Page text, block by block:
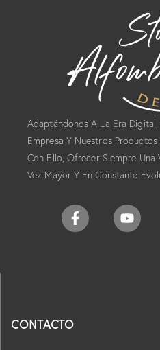
Adaptándonos A La Era
Empresa Y Nuestros
Con Ello, Ofrecer Siempre Una
Vez Mayor Y En Constante
CONTACTO